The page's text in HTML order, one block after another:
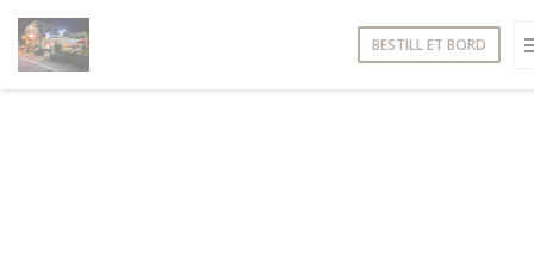
BESTILL ET BORD